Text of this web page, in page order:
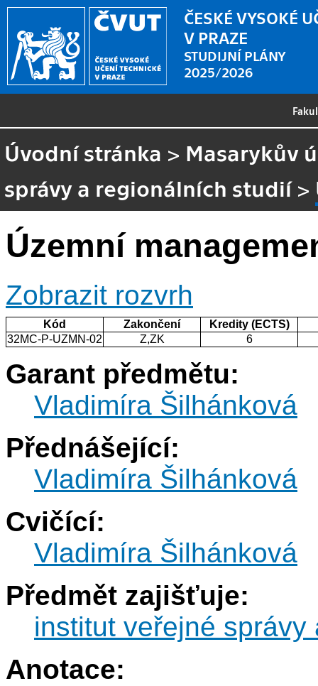
ČESKÉ VYSOKÉ
V PRAZE
STUDIJNÍ PLÁNY
2025/2026
Úvodní stránka > Masarykův
správy a regionálních studií>
Územní
Zobrazit rozvrh
Kód Zakončení
Kredity (ECTS)
32MC-P-UZMN-02
Z,ZK 6
Garant předmětu:
Vladimíra Šilhánková
Přednášející:
Vladimíra Šilhánková
Cvičící:
Vladimíra Šilhánková
Předmět zajišťuje:
institut veřejné
Anotace: